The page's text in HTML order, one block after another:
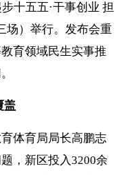
十五五·干事创业 担
场）举行。发布会重
育领域民生实事推
盖
体育局局长高鹏志
，新区投入3200余